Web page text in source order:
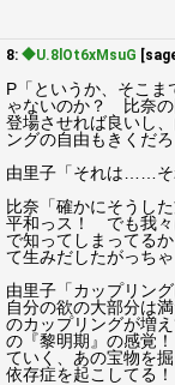
8: ◆U.8lOt6xMsuG
P「というか、そこま
ゃないのか？ 比奈の
登場させれば良いし
ングの自由もきくだろ
由里子「それは……そ
比奈「確かにそうし
平和っス！ でも我々
で知ってしまってる
て生みだしたがっちゃ
由里子「カップリン
自分の欲の大部分は
のカップリングが増
の『黎明期』の感覚
ていく、あの宝物を
依存症を起こしてる！